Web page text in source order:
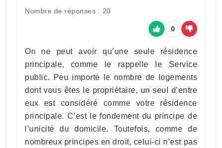
Nombre de réponses : 20
0
On ne peut avoir qu’une seule résidence
principale, comme le rappelle le Service
public. Peu importe le nombre de logements
dont vous êtes le propriétaire, un seul d’entre
eux est considéré comme votre résidence
principale. C’est le fondement du principe de
l’unicité du domicile. Toutefois, comme de
nombreux principes en droit, celui-ci n’est pas